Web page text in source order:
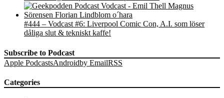
#444 – Vodcast #6: Liverpool Comic Con, A.I. som löser
dåliga slut & tekniskt kaffe!
Subscribe to Podcast
Apple PodcastsAndroidby EmailRSS
Categories